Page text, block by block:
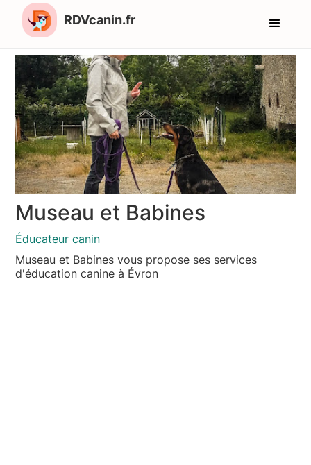
RDVcanin.fr
Museau et Babines
Éducateur canin
Museau et Babines vous propose ses services
d'éducation canine à Évron